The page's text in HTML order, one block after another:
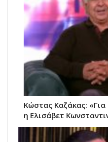
Κώστας Καζάκας: «Για
η Ελισάβετ